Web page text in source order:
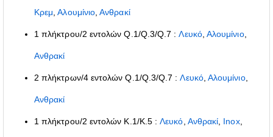
Κρεμ ,Αλουμίνιο ,Ανθρακί
1 πλήκτρου/2 εντολών Q.1/Q.3/Q.7 :Λευκό, Αλουμίνιο,
Ανθρακί
2 πλήκτρων/4 εντολών Q.1/Q.3/Q.7 :Λευκό, Αλουμίνιο,
Ανθρακί
1 πλήκτρου/2 εντολών K.1/K.5 :Λευκό Ανθρακί Inox,